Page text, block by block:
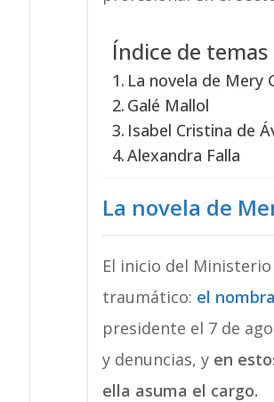
Índice de temas
La novela de Mery
Galé Mallol
Isabel Cristina de
Alexandra Falla
La novela de
El inicio del
traumático: el
presidente el 7 de
y denuncias, y en
ella asuma el cargo.